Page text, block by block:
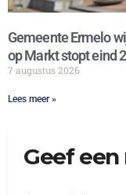
Gemeente Ermelo
op Markt stopt eind
7 augustus 2026
Lees meer »
Geef